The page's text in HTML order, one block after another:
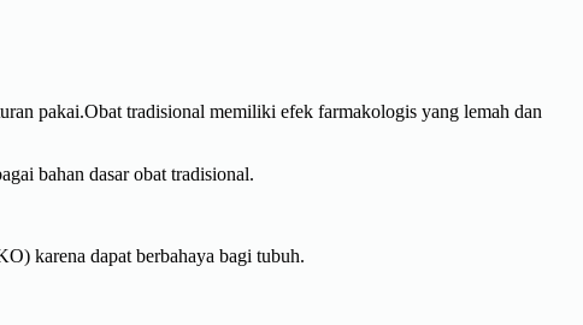
pakai.Obat tradisional memiliki efek farmakologis yang lemah dan
bahan dasar obat tradisional.
karena dapat berbahaya bagi tubuh.